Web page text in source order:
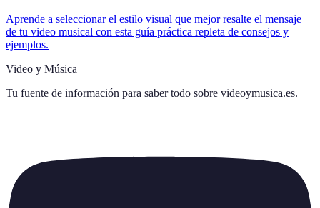
Aprende a seleccionar el estilo visual que mejor resalte el mensaje
de tu video musical con esta guía práctica repleta de consejos y
ejemplos.
Video y Música
Tu fuente de información para saber todo sobre videoymusica.es.